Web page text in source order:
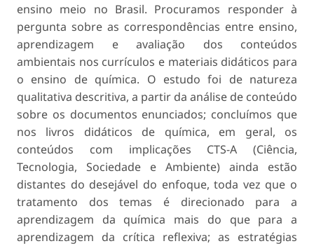
ensino meio no Brasil. Procuramos responder à
pergunta sobre as correspondências entre ensino,
aprendizagem e avaliação dos conteúdos
ambientais nos currículos e materiais didáticos para
o ensino de química. O estudo foi de natureza
qualitativa descritiva, a partir da análise de conteúdo
sobre os documentos enunciados; concluímos que
nos livros didáticos de química, em geral, os
conteúdos com implicações CTS-A (Ciência,
Tecnologia, Sociedade e Ambiente) ainda estão
distantes do desejável do enfoque, toda vez que o
tratamento dos temas é direcionado para a
aprendizagem da química mais do que para a
aprendizagem da crítica reflexiva; as estratégias